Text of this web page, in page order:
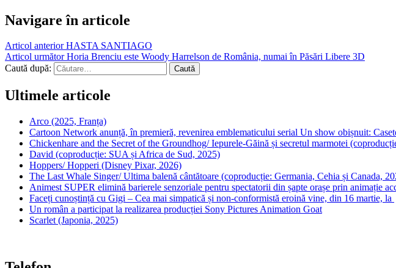
Navigare în articole
Articol anteriorHASTA SANTIAGO
Articol următorHoria Brenciu este Woody Harrelson de România, numai în Păsări Libere 3D
Caută după:
Ultimele articole
Arco (2025, Franța)
Cartoon Network anunță, în premieră, revenirea emblematicului serial Un show obișnuit:
Chickenhare and the Secret of the Groundhog/ Iepurele-Găină și secretul marmotei
David (coproducție: SUA și Africa de Sud, 2025)
Hoppers/ Hopperi (Disney Pixar, 2026)
The Last Whale Singer/ Ultima balenă cântătoare (coproducție: Germania, Cehia și Canada,
Animest SUPER elimină barierele senzoriale pentru spectatorii din șapte orașe prin animație
Faceți cunoștință cu Gigi – Cea mai simpatică și non-conformistă eroină vine, din 16 martie, la
Un român a participat la realizarea producției Sony Pictures Animation Goat
Scarlet (Japonia, 2025)